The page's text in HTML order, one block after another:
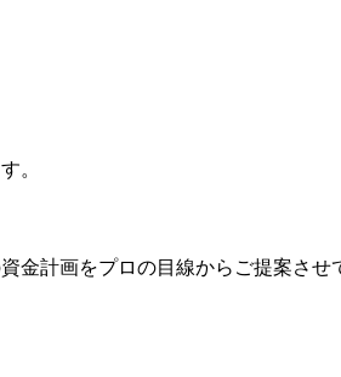
。
金計画をプロの目線からご提案させ